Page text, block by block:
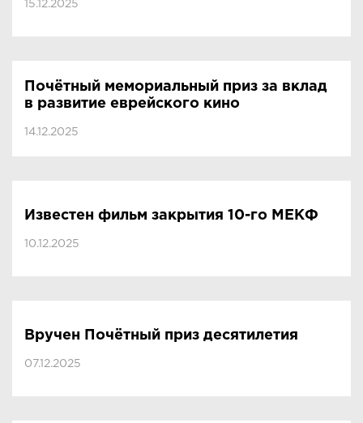
15.12.2025
Почётный мемориальный приз за вклад
в развитие еврейского кино
14.12.2025
Известен фильм закрытия 10-го МЕКФ
10.12.2025
Вручен Почётный приз десятилетия
07.12.2025